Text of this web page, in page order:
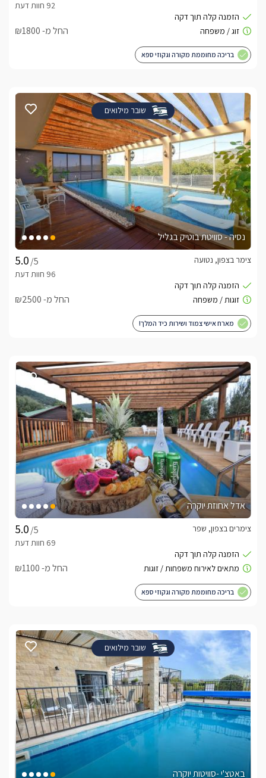
החל מ- ₪1800
בריכה מחוממת מקורה וגקוזי ספא
שובר מילואים
נסיה - סוויטת בוטיק בגליל
/5
צימר בצפון, נטועה
החל מ- ₪2500
מארח אישי צמוד ושירות כיד המלך!
אדל אחוזת יוקרה
/5
צימרים בצפון, שפר
החל מ- ₪1100
בריכה מחוממת מקורה וגקוזי ספא
שובר מילואים
באטצ'י -סוויטות יוקרה